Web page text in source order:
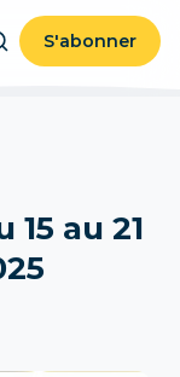
S'abonner
au 21